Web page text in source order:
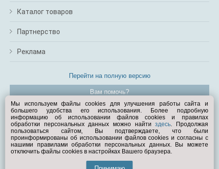
Каталог товаров
Партнерство
Реклама
Перейти на полную версию
Вам помочь?
© Exist.ru 1998—2026
Мы используем файлы cookies для улучшения работы сайта и
большего удобства его использования. Более подробную
информацию об использовании файлов cookies и правилах
обработки персональных данных можно найтиздесь. Продолжая
пользоваться сайтом, Вы подтверждаете, что были
проинформированы об использовании файлов cookies и согласны с
нашими правилами обработки персональных данных. Вы можете
отключить файлы cookies в настройках Вашего браузера.